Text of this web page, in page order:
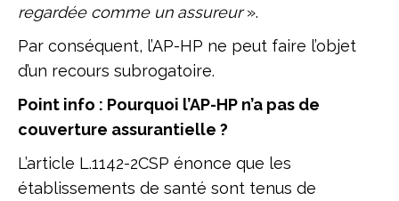
regardée comme un assureur».
Par conséquent, l’AP-HP ne peut faire l’objet
d’un recours subrogatoire.
Point info : Pourquoi l’AP-HP n’a pas de
couverture assurantielle ?
L’article L.1142-2CSP énonce que les
établissements de santé sont tenus de